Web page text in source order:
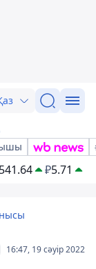
541.64 ₽5.71
16:47, 19 сәуір 2022